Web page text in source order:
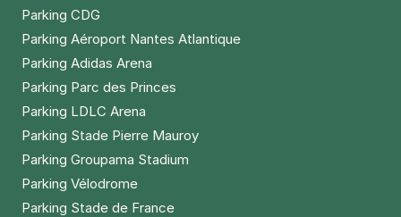
Parking CDG
Parking Aéroport Nantes Atlantique
Parking Adidas Arena
Parking Parc des Princes
Parking LDLC Arena
Parking Stade Pierre Mauroy
Parking Groupama Stadium
Parking Vélodrome
Parking Stade de France